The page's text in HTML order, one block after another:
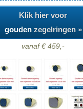
Klik hier voor
goudenzegelringen »
vanaf € 459,-